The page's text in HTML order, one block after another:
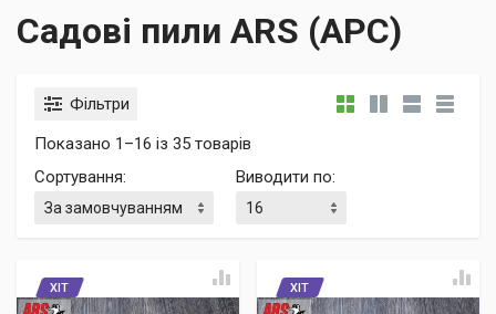
Садові пили ARS (АРС)
Фільтри
Показано 1–16 із 35 товарів
Сортування: Виводити по:
ХІТ ХІТ